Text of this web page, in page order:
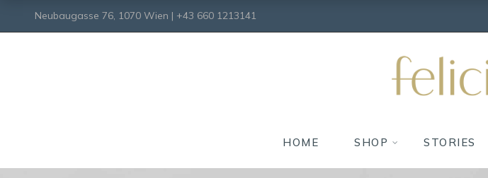
Neubaugasse 76, 1070 Wien | +43 660 1213141
HOME SHOP STORIES